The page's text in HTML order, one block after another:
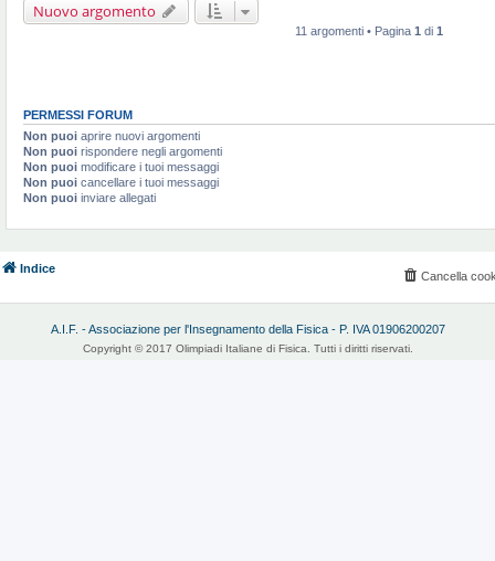
Nuovo argomento
11 argomenti • Pagina 1 di 1
PERMESSI FORUM
Non puoi aprire nuovi argomenti
Non puoi rispondere negli argomenti
Non puoi modificare i tuoi messaggi
Non puoi cancellare i tuoi messaggi
Non puoi inviare allegati
Indice
Cancella
A.I.F. - Associazione per l'Insegnamento della Fisica - P. IVA 01906200207
Copyright © 2017 Olimpiadi Italiane di Fisica. Tutti i diritti riservati.